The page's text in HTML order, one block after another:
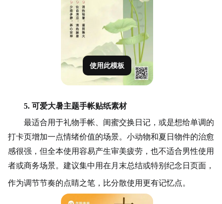
使用此模板
5. 可爱大暑主题手帐贴纸素材
最适合用于礼物手帐、闺蜜交换日记，或是想给单调的
打卡页增加一点情绪价值的场景。 小动物和夏日物件的治愈
感很强，但全本使用容易产生审美疲劳，也不适合男性使用
者或商务场景。建议集中用在月末总结或特别纪念日页面，
作为调节节奏的点睛之笔，比分散使用更有记忆点。